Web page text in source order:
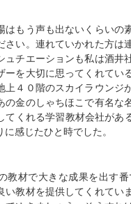
はもう声も出ないくらいの
さい。連れていかれた方は
ュチエーションも私は酒
ーを大切に思ってくれてい
上４０階のスカイラウンジ
の金のしゃちほこで有名な
てくれる学習教材会社があ
感じたひと時でした。
教材で大きな成果を出す
い教材を提供してくれてい